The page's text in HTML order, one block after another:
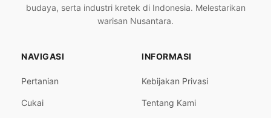
budaya, serta industri kretek di Indonesia. Melestarikan
warisan Nusantara.
NAVIGASI
Pertanian
Cukai
INFORMASI
Kebijakan Privasi
Tentang Kami